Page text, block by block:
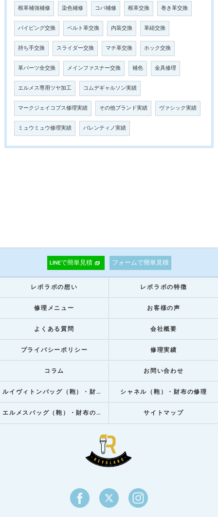
根革補強補修 染色補修 コバ補修 根革交換 巻き革交換
パイピング交換 ベルト革交換 内装交換 革紐交換
持ち手交換 スライダー交換 マチ革交換 ホック交換
革パーツ全交換 メインファスナー交換 補色 金具修理
エルメス専用ツヤ加工 コムデギャルソン実績
マークジェイコブス修理実績 その他ブランド実績 ヴァシック実績
ミュウミュウ修理実績 バレンティノ実績
LINEで簡単見積 フォームで簡単見積
レボラボの想い レボラボの特徴
修理メニュー お客様の声
よくある質問 会社概要
プライバシーポリシー 修理実績
コラム お問い合わせ
ルイヴィトンバッグ（鞄）・財布の修理 シャネル（鞄）・財布の修理
エルメスバッグ（鞄）・財布の修理 サイトマップ